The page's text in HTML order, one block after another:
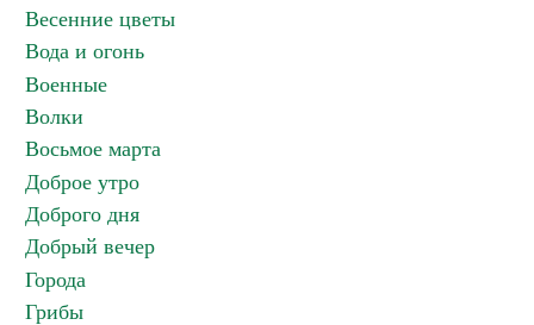
Весенние цветы
Вода и огонь
Военные
Волки
Восьмое марта
Доброе утро
Доброго дня
Добрый вечер
Города
Грибы